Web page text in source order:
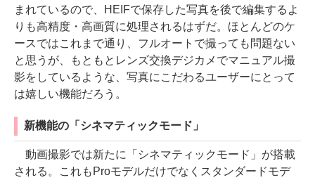
まれているので、HEIFで保存した写真を後で編集するよ
りも高精度・高画質に処理されるはずだ。ほとんどのケ
ースではこれまで通り、フルオートで撮っても問題ない
と思うが、もともとレンズ交換デジカメでマニュアル撮
影をしているような、写真にこだわるユーザーにとって
は嬉しい機能だろう。
新機能の「シネマティックモード」
動画撮影では新たに「シネマティックモード」が搭載
される。これもProモデルだけでなくスタンダードモデ